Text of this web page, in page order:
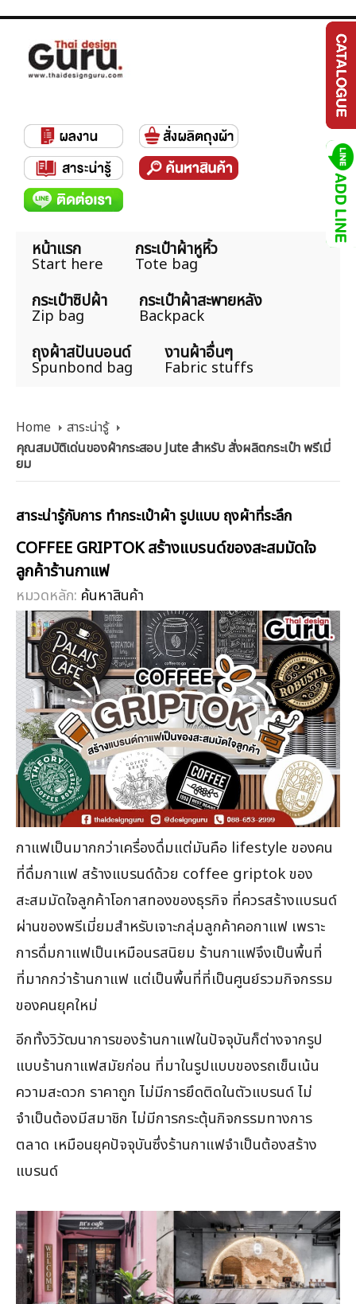
หน้าแรก
Start here
กระเป๋าผ้าหูหิ้ว
Tote bag
กระเป๋าซิปผ้า
Zip bag
กระเป๋าผ้าสะพายหลัง
Backpack
ถุงผ้าสปันบอนด์
Spunbond bag
งานผ้าอื่นๆ
Fabric stuffs
Home
สาระน่ารู้
คุณสมบัติเด่นของผ้ากระสอบ Jute สำหรับ สั่งผลิตกระเป๋า พรีเมี่
ยม
สาระน่ารู้กับการ ทำกระเป๋าผ้า รูปแบบ ถุงผ้าที่ระลึก
COFFEE GRIPTOK สร้างแบรนด์ของสะสมมัดใจ
ลูกค้าร้านกาแฟ
หมวดหลัก: ค้นหาสินค้า
กาแฟเป็นมากกว่าเครื่องดื่มแต่มันคือ lifestyle ของคน
ที่ดื่มกาแฟ สร้างแบรนด์ด้วย coffee griptok ของ
สะสมมัดใจลูกค้าโอกาสทองของธุรกิจ ที่ควรสร้างแบรนด์
ผ่านของพรีเมี่ยมสำหรับเจาะกลุ่มลูกค้าคอกาแฟ เพราะ
การดื่มกาแฟเป็นเหมือนรสนิยม ร้านกาแฟจึงเป็นพื้นที่
ที่มากกว่าร้านกาแฟ แต่เป็นพื้นที่ที่เป็นศูนย์รวมกิจกรรม
ของคนยุคใหม่
อีกทั้งวิวัฒนาการของร้านกาแฟในปัจจุบันก็ต่างจากรูป
แบบร้านกาแฟสมัยก่อน ที่มาในรูปแบบของรถเข็นเน้น
ความสะดวก ราคาถูก ไม่มีการยึดติดในตัวแบรนด์ ไม่
จำเป็นต้องมีสมาชิก ไม่มีการกระตุ้นกิจกรรมทางการ
ตลาด เหมือนยุคปัจจุบันซึ่งร้านกาแฟจำเป็นต้องสร้าง
แบรนด์